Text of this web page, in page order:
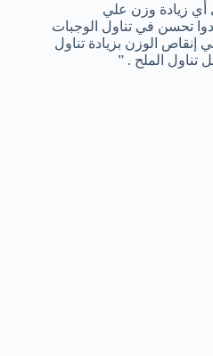
أي زيادة وزن علي
تحسن في تناول الوجبات
إنقاص الوزن بزيادة تناول
تناول الملح . ”